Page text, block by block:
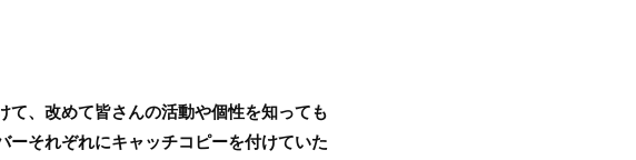
、改めて皆さんの活動や個性を知っても
ーそれぞれにキャッチコピーを付けていた